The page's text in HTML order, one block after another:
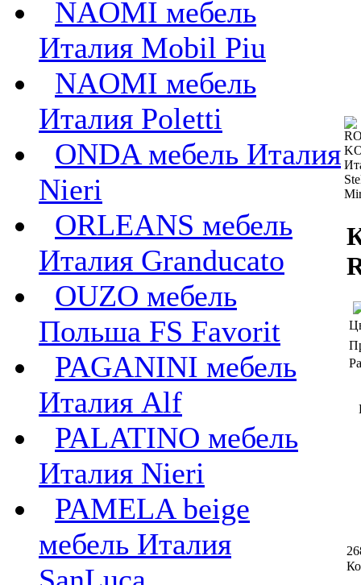
NAOMI мебель
Италия Mobil Piu
NAOMI мебель
Италия Poletti
ONDA мебель Италия
Nieri
ORLEANS мебель
Италия Granducato
OUZO мебель
Польша FS Favorit
PAGANINI мебель
Италия Alf
PALATINO мебель
Италия Nieri
PAMELA beige
мебель Италия